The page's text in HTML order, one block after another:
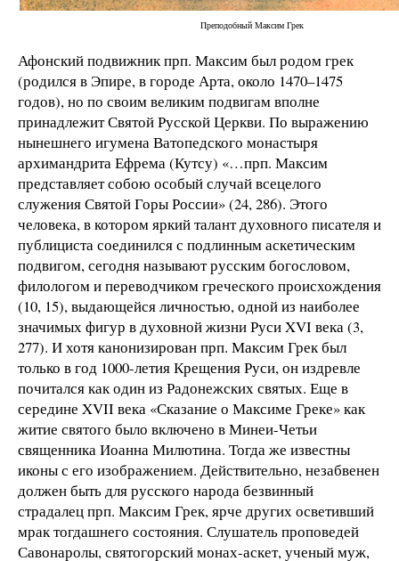
Преподобный Максим Грек
Афонский подвижник прп. Максим был родом грек
(родился в Эпире, в городе Арта, около 1470–1475
годов), но по своим великим подвигам вполне
принадлежит Святой Русской Церкви. По выражению
нынешнего игумена Ватопедского монастыря
архимандрита Ефрема (Кутсу) «…прп. Максим
представляет собою особый случай всецелого
служения Святой Горы России» (24, 286). Этого
человека, в котором яркий талант духовного писателя и
публициста соединился с подлинным аскетическим
подвигом, сегодня называют русским богословом,
филологом и переводчиком греческого происхождения
(10, 15), выдающейся личностью, одной из наиболее
значимых фигур в духовной жизни Руси XVI века (3,
277). И хотя канонизирован прп. Максим Грек был
только в год 1000-летия Крещения Руси, он издревле
почитался как один из Радонежских святых. Еще в
середине XVII века «Сказание о Максиме Греке» как
житие святого было включено в Минеи-Четьи
священника Иоанна Милютина. Тогда же известны
иконы с его изображением. Действительно, незабвенен
должен быть для русского народа безвинный
страдалец прп. Максим Грек, ярче других осветивший
мрак тогдашнего состояния. Слушатель проповедей
Савонаролы, святогорский монах-аскет, ученый муж,